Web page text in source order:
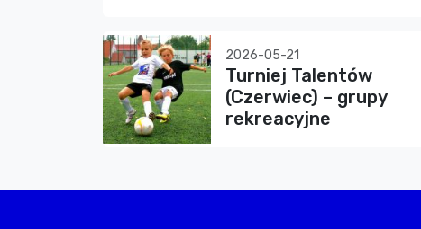
2026-05-21
Turniej Talentów
(Czerwiec) – grupy
rekreacyjne